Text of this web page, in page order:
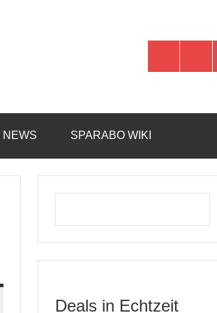
NEWS SPARABO WIKI
Deals in Echtzeit